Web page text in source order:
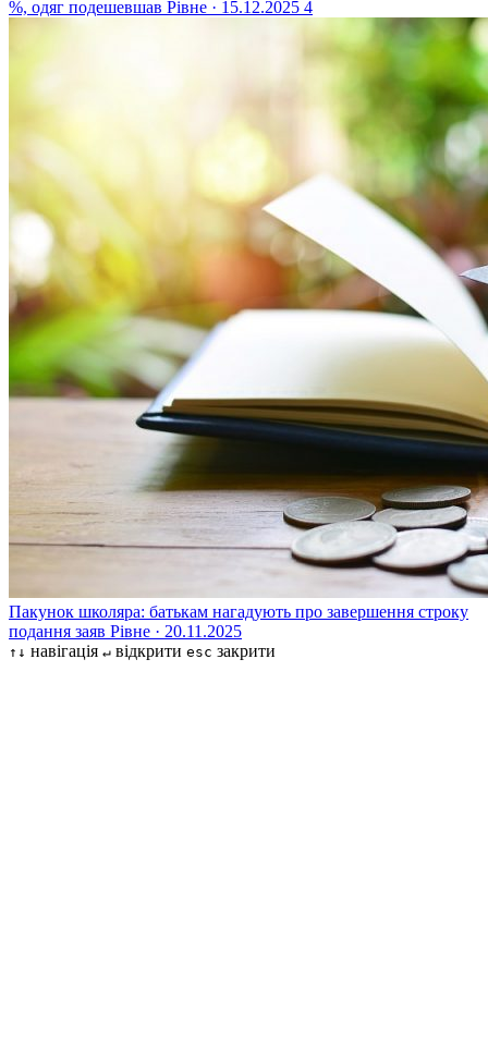
%, одяг подешевшав Рівне · 15.12.2025 4
Пакунок школяра: батькам нагадують про завершення строку
подання заяв Рівне · 20.11.2025
↑↓ навігація ↵ відкрити esc закрити